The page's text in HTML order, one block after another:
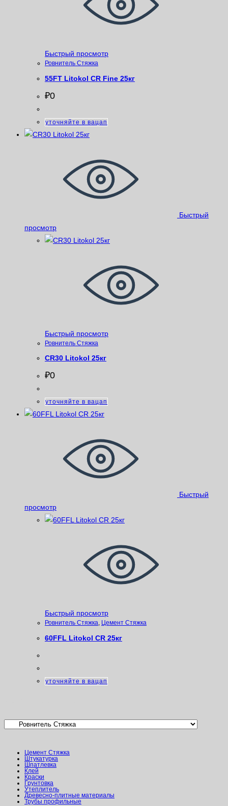
Быстрый просмотр
Ровнитель Стяжка
55FT Litokol CR Fine 25кг
₽0
уточняйте в вацап
Быстрый
просмотр
Быстрый просмотр
Ровнитель Стяжка
CR30 Litokol 25кг
₽0
уточняйте в вацап
Быстрый
просмотр
Быстрый просмотр
Ровнитель Стяжка, Цемент Стяжка
60FFL Litokol CR 25кг
уточняйте в вацап
Цемент Стяжка
Штукатурка
Шпатлевка
Клей
Краски
Грунтовка
Утеплитель
Древесно-плитные материалы
Трубы профильные